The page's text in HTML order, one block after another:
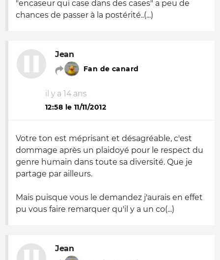
"encaseur qui case dans des cases" a peu de
chances de passer à la postérité..(...)
Jean
Fan de canard
il y a 14 ans
12:58 le 11/11/2012
Votre ton est méprisant et désagréable, c'est
dommage après un plaidoyé pour le respect du
genre humain dans toute sa diversité. Que je
partage par ailleurs.
Mais puisque vous le demandez j'aurais en effet
pu vous faire remarquer qu'il y a un co(...)
Jean